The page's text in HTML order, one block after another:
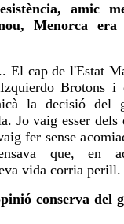
amic
Menorca
El cap de l'Estat
Brotons i
la decisió del
Jo vaig esser dels
fer sense
que, en
vida corria perill.
conserva del